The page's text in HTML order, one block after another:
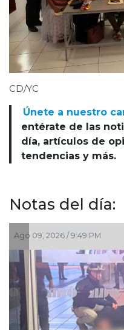
CD/YC
Únete a nuestro
entérate de las
día, artículos de
tendencias y más.
Notas del día:
Ago 09,